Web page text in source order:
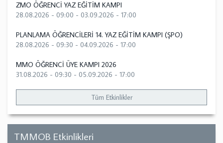
ZMO ÖĞRENCİ YAZ EĞİTİM KAMPI
28.08.2026 - 09:00 - 03.09.2026 - 17:00
PLANLAMA ÖĞRENCİLERİ 14. YAZ EĞİTİM KAMPI (ŞPO)
28.08.2026 - 09:30 - 04.09.2026 - 17:00
MMO ÖĞRENCİ ÜYE KAMPI 2026
31.08.2026 - 09:30 - 05.09.2026 - 17:00
Tüm Etkinlikler
TMMOB Etkinlikleri